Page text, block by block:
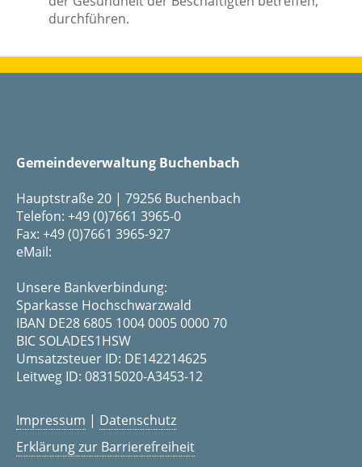
durchführen.
Gemeindeverwaltung Buchenbach
Hauptstraße 20 | 79256 Buchenbach
Telefon: +49 (0)7661 3965-0
Fax: +49 (0)7661 3965-927
eMail:
Unsere Bankverbindung:
Sparkasse Hochschwarzwald
IBAN DE28 6805 1004 0005 0000 70
BIC SOLADES1HSW
Umsatzsteuer ID: DE142214625
Leitweg ID: 08315020-A3453-12
Impressum | Datenschutz
Erklärung zur Barrierefreiheit